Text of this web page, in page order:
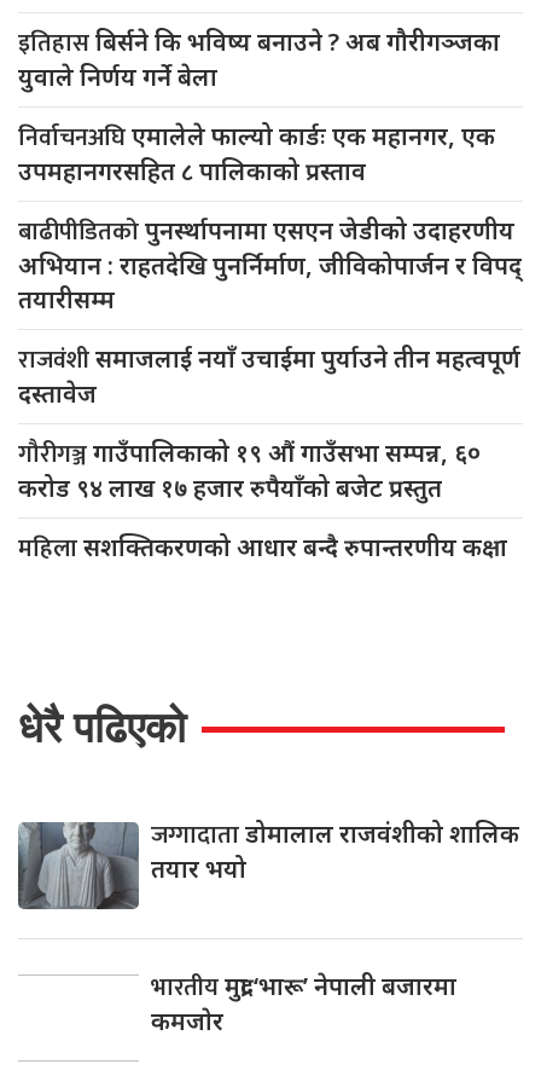
इतिहासबिर्सने कि भविष्य बनाउने ? अब गौरीगञ्जका
युवाले निर्णय गर्ने बेला
निर्वाचनअघिएमालेले फाल्यो कार्डः एक महानगर, एक
उपमहानगरसहित ८ पालिकाको प्रस्ताव
बाढीपीडितकोपुनर्स्थापनामा एसएन जेडीको उदाहरणीय
अभियान : राहतदेखि पुनर्निर्माण, जीविकोपार्जन र विपद्
तयारीसम्म
राजवंशीसमाजलाई नयाँ उचाईमा पुर्याउने तीन महत्वपूर्ण
दस्तावेज
गौरीगञ्जगाउँपालिकाको १९ औं गाउँसभा सम्पन्न, ६०
करोड ९४ लाख १७ हजार रुपैयाँको बजेट प्रस्तुत
महिलासशक्तिकरणको आधार बन्दै रुपान्तरणीय कक्षा
धेरै पढिएको
जग्गादाताडोमालाल राजवंशीको शालिक
तयार भयो
भारतीयमुद्रा ‘भारू’ नेपाली बजारमा
कमजाेर